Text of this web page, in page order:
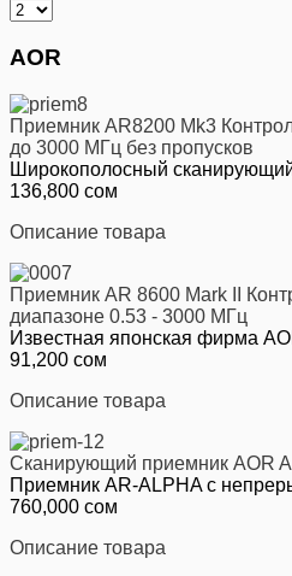
AOR
Приемник AR8200 Mk3
до 3000 МГц без пропусков
Широкополосный
136,800 сом
Описание товара
Приемник AR 8600 Mark II
диапазоне 0.53 - 3000 МГц
Известная японская фирма
91,200 сом
Описание товара
Сканирующий приемник AOR
Приемник AR-ALPHA с
760,000 сом
Описание товара